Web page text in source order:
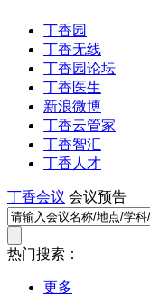
丁香园
丁香无线
丁香园论坛
丁香医生
新浪微博
丁香云管家
丁香智汇
丁香人才
丁香会议 会议预告
热门搜索：
更多